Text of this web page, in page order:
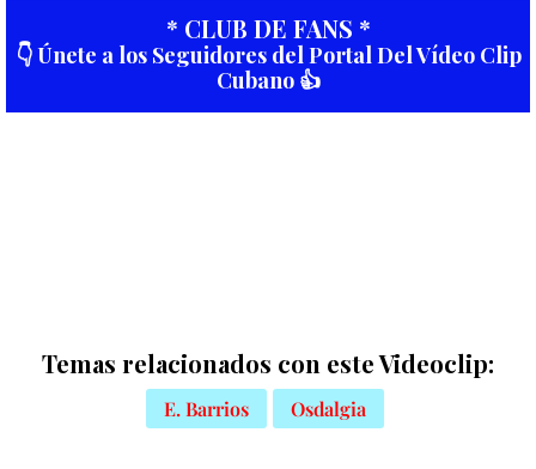
* CLUB DE FANS *
👇 Únete a los Seguidores del Portal Del Vídeo Clip
Cubano 👍
Temas relacionados con este Videoclip:
E. Barrios Osdalgia